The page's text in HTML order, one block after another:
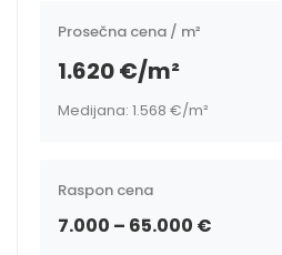
Prosečna cena / m²
1.620 €/m²
Medijana: 1.568 €/m²
Raspon cena
7.000 – 65.000 €